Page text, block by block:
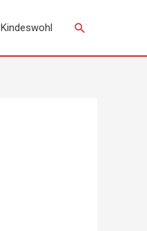
Kindeswohl Suchen